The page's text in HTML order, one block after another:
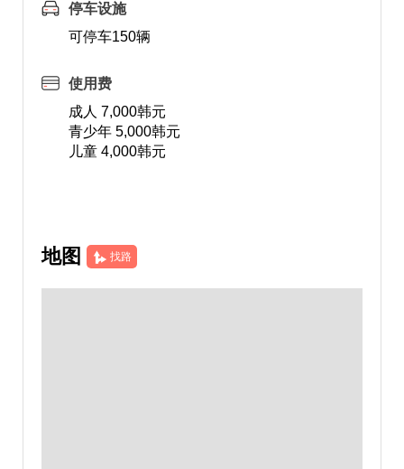
停车设施
可停车150辆
使用费
成人 7,000韩元
青少年 5,000韩元
儿童 4,000韩元
地图 找路